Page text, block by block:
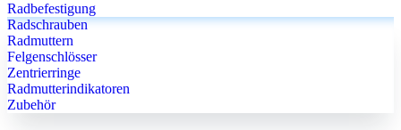
Radbefestigung
Radschrauben
Radmuttern
Felgenschlösser
Zentrierringe
Radmutterindikatoren
Zubehör